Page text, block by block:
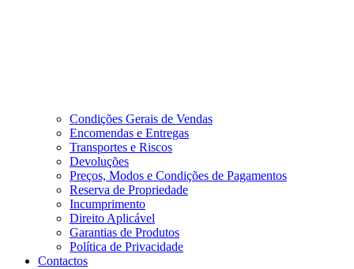
Condições Gerais de Vendas
Encomendas e Entregas
Transportes e Riscos
Devoluções
Preços, Modos e Condições de Pagamentos
Reserva de Propriedade
Incumprimento
Direito Aplicável
Garantias de Produtos
Política de Privacidade
Contactos